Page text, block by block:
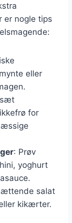
er nogle tips
eller
for
: Prøv
yoghurt
salat
kikærter.